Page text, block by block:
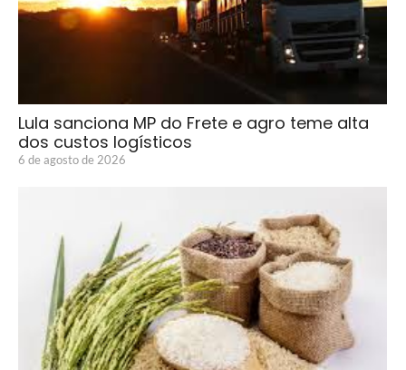
Lula sanciona MP do Frete e agro teme alta
dos custos logísticos
6 de agosto de 2026